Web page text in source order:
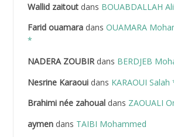
ABDEDDAIM Hamid
ABDELAZIZ Mohamed
ABDELHAFID Lakhdar
Wallid zaitoutdans BOUABDALLAH
Farid ouamaradans OUAMARA
*
NADERA ZOUBIRdans BERDJEB
Nesrine Karaouidans KARAOUI Salah
Brahimi née zahoualdans ZAOUALI
aymendans TAIBI Mohammed